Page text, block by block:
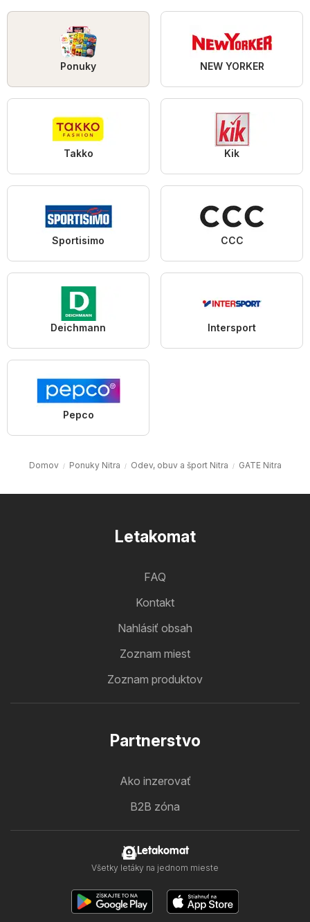
Ponuky NEW YORKER
Takko Kik
Sportisimo CCC
Deichmann Intersport
Pepco
Domov Ponuky Nitra Odev, obuv a šport Nitra GATE Nitra
Letakomat
FAQ
Kontakt
Nahlásiť obsah
Zoznam miest
Zoznam produktov
Partnerstvo
Ako inzerovať
B2B zóna
Letakomat
Všetky letáky na jednom mieste